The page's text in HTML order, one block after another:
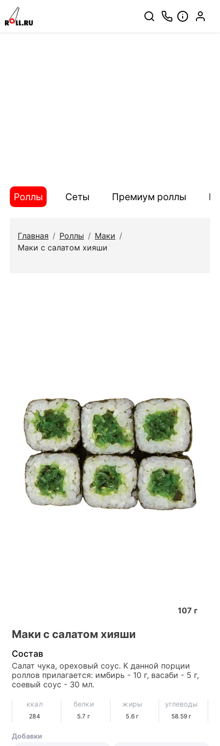
Роллы Сеты Премиум роллы
Главная / Роллы / Маки /
Маки с салатом хияши
107 г
Маки с салатом хияши
Состав
Салат чука, ореховый соус. К данной порции
роллов прилагается: имбирь - 10 г, васаби - 5 г,
соевый соус - 30 мл.
ккал
284
белки
5.7 г
жиры
5.6 г
углеводы
58.59 г
Добавки